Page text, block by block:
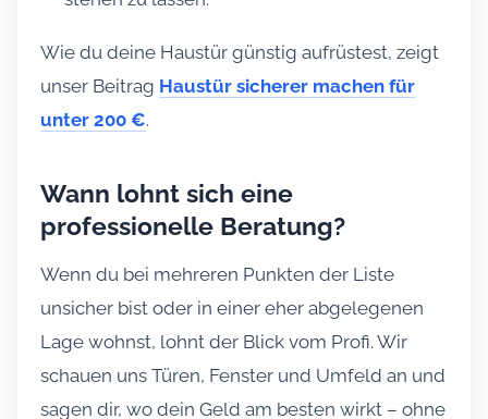
Wie du deine Haustür günstig aufrüstest, zeigt
unser Beitrag Haustür sicherer machen für
unter 200 €.
Wann lohnt sich eine
professionelle Beratung?
Wenn du bei mehreren Punkten der Liste
unsicher bist oder in einer eher abgelegenen
Lage wohnst, lohnt der Blick vom Profi. Wir
schauen uns Türen, Fenster und Umfeld an und
sagen dir, wo dein Geld am besten wirkt – ohne